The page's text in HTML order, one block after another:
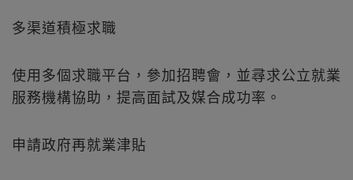
多渠道積極求職
使用多個求職平台，參加招聘會，並尋求公立就業
服務機構協助，提高面試及媒合成功率。
申請政府再就業津貼